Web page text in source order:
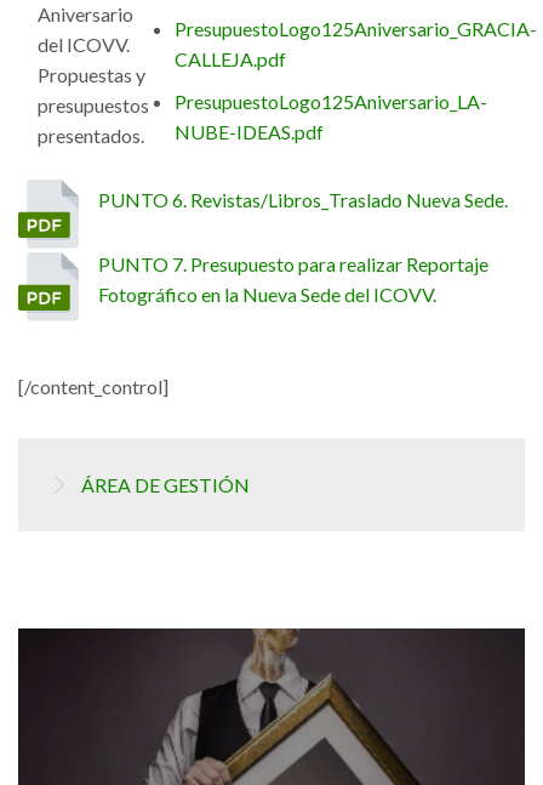
ÁREA DE GESTIÓN
Aniversario
del ICOVV.
Propuestas y
presupuestos
presentados.
PresupuestoLogo125Aniversario_GRACIA-
CALLEJA.pdf
PresupuestoLogo125Aniversario_LA-
NUBE-IDEAS.pdf
PUNTO 6. Revistas/Libros_Traslado Nueva Sede.
PUNTO 7. Presupuesto para realizar Reportaje
Fotográfico en la Nueva Sede del ICOVV.
[/content_control]